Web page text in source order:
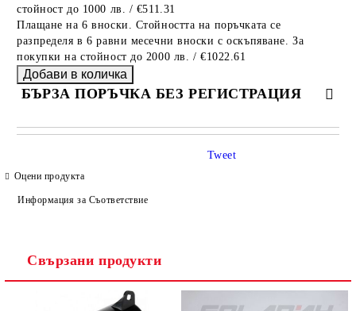
стойност до 1000 лв. / €511.31
Плащане на 6 вноски. Стойността на поръчката се
разпределя в 6 равни месечни вноски с оскъпяване. За
покупки на стойност до 2000 лв. / €1022.61
БЪРЗА ПОРЪЧКА БЕЗ РЕГИСТРАЦИЯ
САМО ПОПЪЛНЕТЕ 4 ПОЛЕТА
Оцени продукта
Информация за Съответствие
Tweet
Свързани продукти